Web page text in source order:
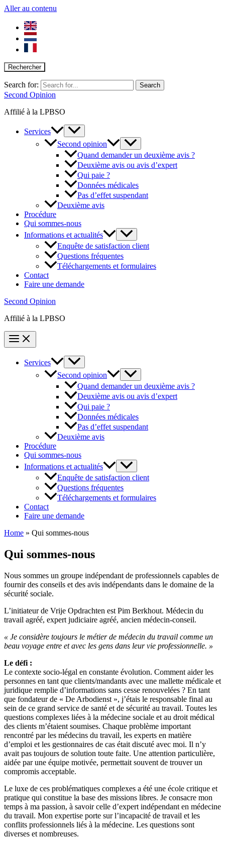
Aller au contenu
Rechercher
Search for:
Second Opinion
Affilié à la LPBSO
Services
Second opinion
Quand demander un deuxième avis ?
Deuxième avis ou avis d’expert
Qui paie ?
Données médicales
Pas d’effet suspendant
Deuxième avis
Procédure
Qui sommes-nous
Informations et actualités
Enquête de satisfaction client
Questions fréquentes
Téléchargements et formulaires
Contact
Faire une demande
Second Opinion
Affilié à la LPBSO
Services
Second opinion
Quand demander un deuxième avis ?
Deuxième avis ou avis d’expert
Qui paie ?
Données médicales
Pas d’effet suspendant
Deuxième avis
Procédure
Qui sommes-nous
Informations et actualités
Enquête de satisfaction client
Questions fréquentes
Téléchargements et formulaires
Contact
Faire une demande
Home » Qui sommes-nous
Qui sommes-nous
Nous sommes un groupe indépendant de professionnels capables de
fournir des conseils et des avis indépendants dans le domaine de la
sécurité sociale.
L’initiateur de Vrije Opdrachten est Pim Berkhout. Médecin du
travail agréé, expert judiciaire agréé, ancien médecin-conseil.
« Je considère toujours le métier de médecin du travail comme un
beau voyage entre et avec les gens dans leur vie professionnelle. »
Le défi :
Le contexte socio-légal en constante évolution. Comment aider les
personnes en tant que clients/mandants avec une mallette médicale et
juridique remplie d’informations sans cesse renouvelées ? En tant
que fondateur de « De Arbodienst », j’étais le responsable final au
sein de ce grand service de santé et de sécurité au travail. Toutes les
questions complexes liées à la médecine sociale et au droit médical
des clients m’étaient soumises. Chaque problème important
rencontré par les médecins du travail, les experts en matière
d’emploi et les gestionnaires de cas était discuté avec moi. Il n’y
avait pas toujours de solution toute faite. Une attention particulière,
aidée par une équipe motivée, permettait souvent de trouver un
compromis acceptable.
Le luxe de ces problématiques complexes a été une école critique et
pratique qui constitue la base des missions libres. Je consacre mon
temps à ma passion, à savoir celle d’expert indépendant en médecine
du travail. Mon expertise porte sur l’incapacité de travail et les
conflits professionnels liés à la médecine. Les questions sont
diverses et nombreuses.